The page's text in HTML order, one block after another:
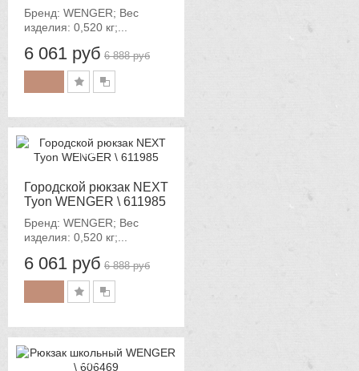
Бренд: WENGER; Вес
изделия: 0,520 кг;...
6 061 руб 6 888 руб
Городской рюкзак NEXT
Tyon WENGER \ 611985
Бренд: WENGER; Вес
изделия: 0,520 кг;...
6 061 руб
-12%
6 888 руб
-12%